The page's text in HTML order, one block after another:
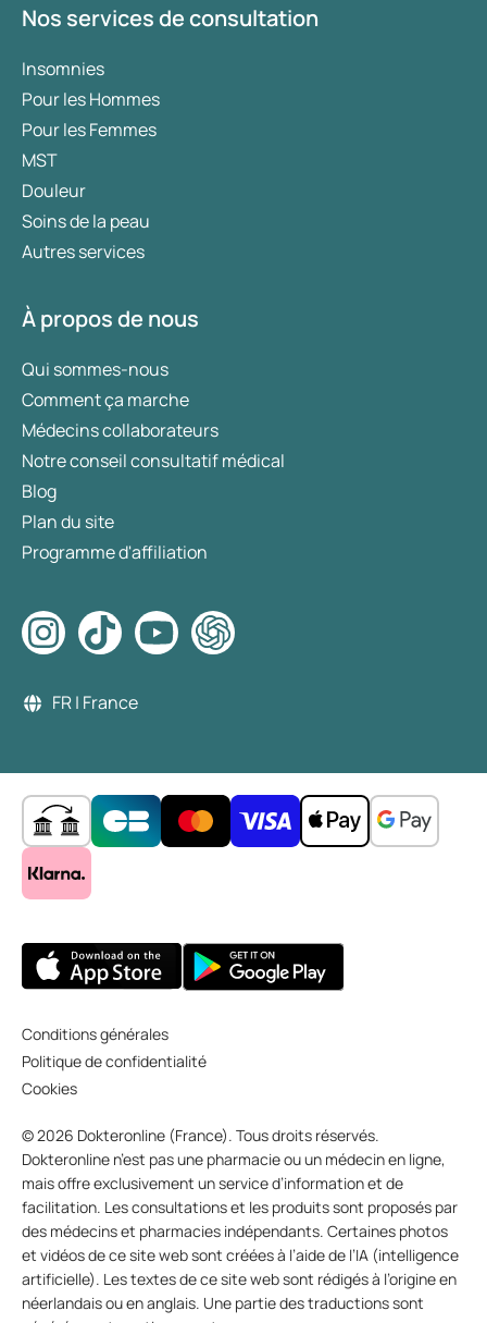
Nos services de consultation
Insomnies
Pour les Hommes
Pour les Femmes
MST
Douleur
Soins de la peau
Autres services
À propos de nous
Qui sommes-nous
Comment ça marche
Médecins collaborateurs
Notre conseil consultatif médical
Blog
Plan du site
Programme d'affiliation
FR | France
Conditions générales
Politique de confidentialité
Cookies
© 2026 Dokteronline (France). Tous droits réservés.
Dokteronline n’est pas une pharmacie ou un médecin en ligne,
mais offre exclusivement un service d’information et de
facilitation. Les consultations et les produits sont proposés par
des médecins et pharmacies indépendants. Certaines photos
et vidéos de ce site web sont créées à l’aide de l’IA (intelligence
artificielle). Les textes de ce site web sont rédigés à l’origine en
néerlandais ou en anglais. Une partie des traductions sont